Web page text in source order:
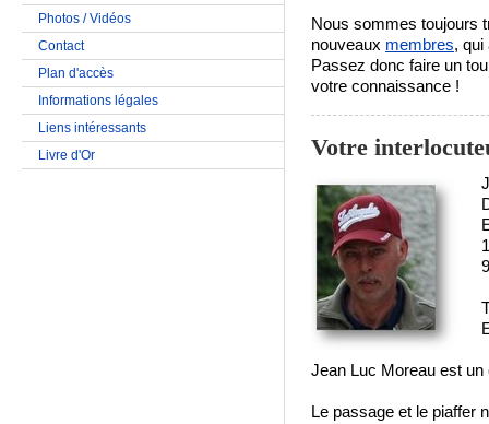
Photos / Vidéos
Contact
Plan d'accès
Informations légales
Liens intéressants
Livre d'Or
Nous sommes toujours
nouveaux membres, qui
Passez donc faire un
votre connaissance !
Votre
Jean Luc Moreau est
Le passage et le piaffer